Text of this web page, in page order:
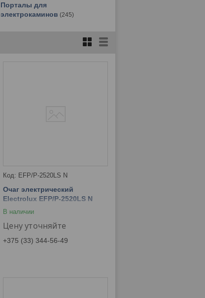
Порталы для
электрокаминов 245
EFP/P-2520LS N
Очаг электрический
Electrolux EFP/P-2520LS N
В наличии
Цену уточняйте
+375 (33) 344-56-49